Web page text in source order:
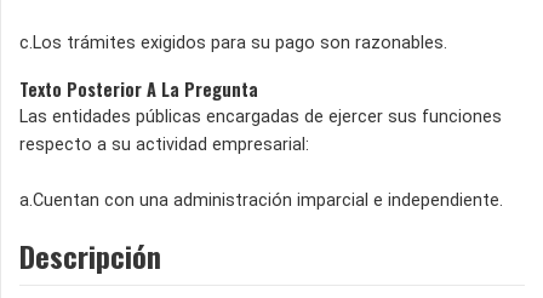
c.Los trámites exigidos para su pago son razonables.
Texto Posterior A La Pregunta
Las entidades públicas encargadas de ejercer sus funciones
respecto a su actividad empresarial:
a.Cuentan con una administración imparcial e independiente.
Descripción